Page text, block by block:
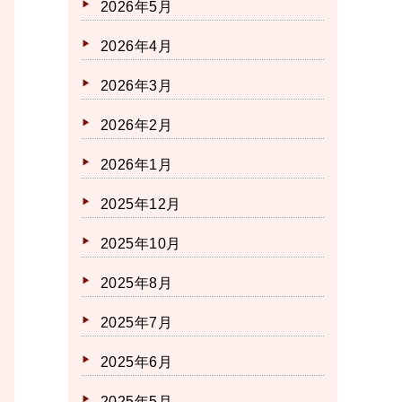
2026年5月
2026年4月
2026年3月
2026年2月
2026年1月
2025年12月
2025年10月
2025年8月
2025年7月
2025年6月